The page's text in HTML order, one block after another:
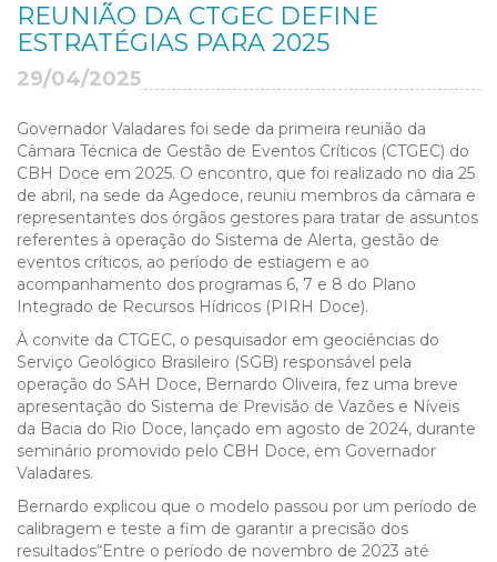
REUNIÃO DA CTGEC DEFINE
ESTRATÉGIAS PARA 2025
29/04/2025
Governador Valadares foi sede da primeira reunião da
Câmara Técnica de Gestão de Eventos Críticos (CTGEC) do
CBH Doce em 2025. O encontro, que foi realizado no dia 25
de abril, na sede da Agedoce, reuniu membros da câmara e
representantes dos órgãos gestores para tratar de assuntos
referentes à operação do Sistema de Alerta, gestão de
eventos críticos, ao período de estiagem e ao
acompanhamento dos programas 6, 7 e 8 do Plano
Integrado de Recursos Hídricos (PIRH Doce).
À convite da CTGEC, o pesquisador em geociências do
Serviço Geológico Brasileiro (SGB) responsável pela
operação do SAH Doce, Bernardo Oliveira, fez uma breve
apresentação do Sistema de Previsão de Vazões e Níveis
da Bacia do Rio Doce, lançado em agosto de 2024, durante
seminário promovido pelo CBH Doce, em Governador
Valadares.
Bernardo explicou que o modelo passou por um período de
calibragem e teste a fim de garantir a precisão dos
resultados“Entre o período de novembro de 2023 até